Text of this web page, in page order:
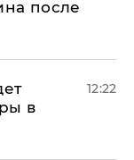
после
в
12:22